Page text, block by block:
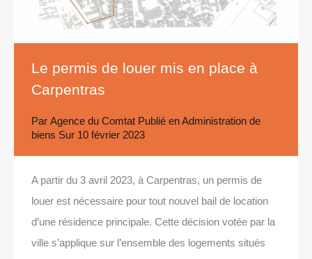
Le permis de louer mis en place à
Carpentras
Par Agence du Comtat Publié enAdministration de
biens Sur 10 février 2023
A partir du 3 avril 2023, à Carpentras, un permis de
louer est nécessaire pour tout nouvel bail de location
d’une résidence principale. Cette décision votée par la
ville s’applique sur l’ensemble des logements situés